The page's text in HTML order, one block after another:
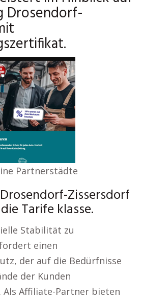
Drosendorf-
Partnerstädte
Zissersdorf
Tarife klasse.
Stabilität zu
einen
der auf die Bedürfnisse
der Kunden
Affiliate-Partner bieten